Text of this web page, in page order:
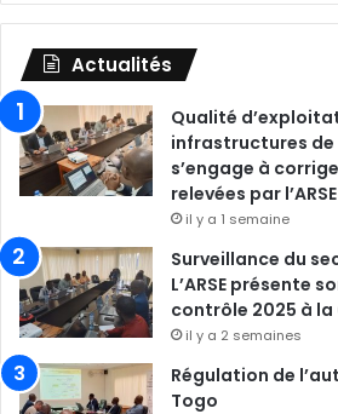
Actualités
Qualité
infrastructures de
s’engage à
relevées par l’ARSE
il y a 1 semaine
Surveillance du
L’ARSE présente
contrôle 2025 à la
il y a 2 semaines
Régulation de
Togo